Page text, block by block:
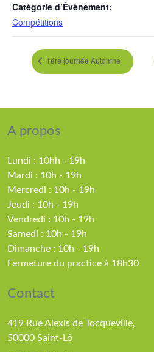
Catégorie d’Évènement:
Compétitions
1ére journée Automne
A propos
Lundi : 10hh - 19h
Mardi : 10h - 19h
Mercredi : 10h - 19h
Jeudi : 10h - 19h
Vendredi : 10h - 19h
Samedi : 10h - 19h
Dimanche : 10h - 19h
Fermeture du practice à 18h30
Contact
419 Rue Alexis de Tocqueville,
50000 Saint-Lô